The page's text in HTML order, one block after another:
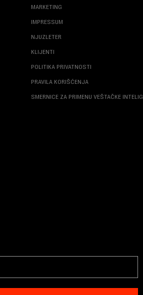
MARKETING
IMPRESSUM
NJUZLETER
KLIJENTI
POLITIKA PRIVATNOSTI
PRAVILA KORIŠĆENJA
SMERNICE ZA PRIMENU VEŠTAČKE